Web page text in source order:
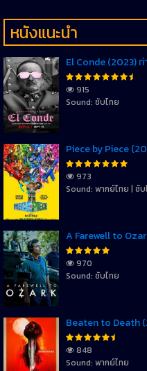
หนังแนะนำ
El Conde (2023) ท่
915
Sound: ซับไทย
Piece by Piece
973
Sound: พากย์ไทย | ซับ
A Farewell to
970
Sound: ซับไทย
Beaten to Death
848
Sound: พากย์ไทย